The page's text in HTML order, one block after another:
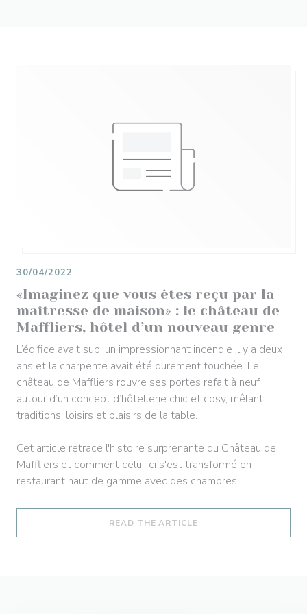
«Imaginez que vous êtes reçu par la
maîtresse de maison» : le château de
Maffliers, hôtel d’un nouveau genre
30/04/2022
L’édifice avait subi un impressionnant incendie il y a deux
ans et la charpente avait été durement touchée. Le
château de Maffliers rouvre ses portes refait à neuf
autour d’un concept d’hôtellerie chic et cosy, mêlant
traditions, loisirs et plaisirs de la table.
Cet article retrace l'histoire surprenante du Château de
Maffliers et comment celui-ci s'est transformé en
restaurant haut de gamme avec des chambres.
READ THE ARTICLE